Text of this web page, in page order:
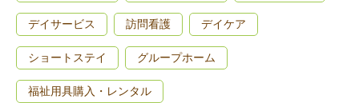
デイサービス 訪問看護 デイケア
ショートステイ グループホーム
福祉用具購入・レンタル